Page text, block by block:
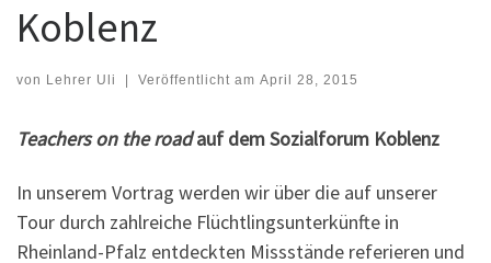
Koblenz
von Lehrer Uli | Veröffentlicht am April 28, 2015
Teachers on the roadauf dem Sozialforum Koblenz
In unserem Vortrag werden wir über die auf unserer
Tour durch zahlreiche Flüchtlingsunterkünfte in
Rheinland-Pfalz entdeckten Missstände referieren und